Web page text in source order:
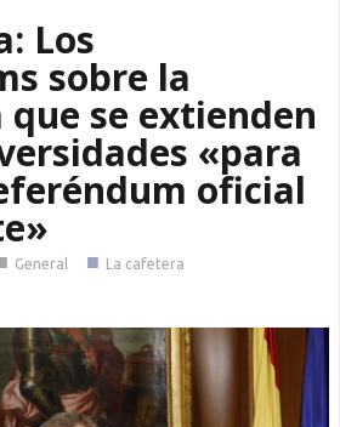
Los
sobre la
se extienden
«para
oficial
General ■ La cafetera